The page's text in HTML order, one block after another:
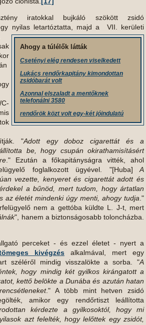
iratokkal bujkáló szökött zsidó
nyilas
Ahogy a túlélők látták
Csetényi elég rendesen viselkedett
Lukács rendőrkapitány kimondottan
zsidóbarát volt
Azonnal elszaladt a mentőknek
telefonálni 3580
rendőrök közt volt egy-két jóindulatú
letartóztatta, majd a VII. kerületi
"Adott egy doboz cigarettát és a
be, hogy csupán okirathamisításért
." Ezután a főkapitányságra vitték, ahol
foglalkozott ügyével. "[Huba] A
vezette, kenyeret és cigarettát adott és
a bűnöd, mert tudom, hogy ártatlan
az életét mindenki úgy menti, ahogy tudja ."
nem a gettóba küldte L. J-t, mert
", hanem a biztonságosabb toloncházba.
perceket - és ezzel életet - nyert a
kivégzés alkalmával, mert egy
széléről mindig visszalökte a sorba. "A
hogy mindig két gyilkos kirángatott a
kettő belökte a Dunába és azután hatan
." A több mint hetven zsidó
amikor egy rendőrtiszt leállította
kérdezte a gyilkosoktól, hogy mi
azt felelték, hogy lelőttek egy zsidót,